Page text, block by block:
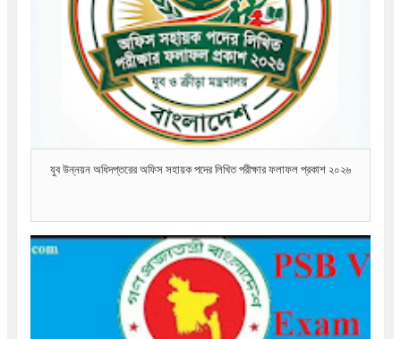
যুব উন্নয়ন অধিদপ্তরের অফিস সহায়ক পদের লিখিত পরীক্ষার ফলাফল প্রকাশ ২০২৬